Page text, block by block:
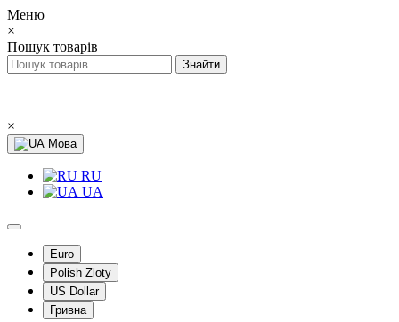
Меню
×
Пошук товарів
×
Мова
RU
UA
Euro
Polish Zloty
US Dollar
Гривна